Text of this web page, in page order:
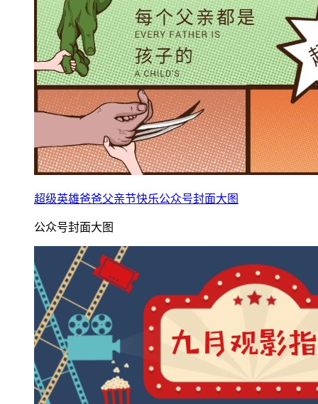
超级英雄爸爸父亲节快乐公众号封面大图
公众号封面大图